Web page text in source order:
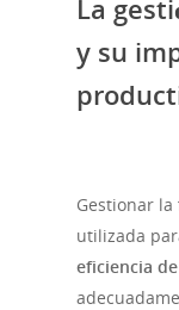
La
y su
Gestionar
utilizada
eficiencia